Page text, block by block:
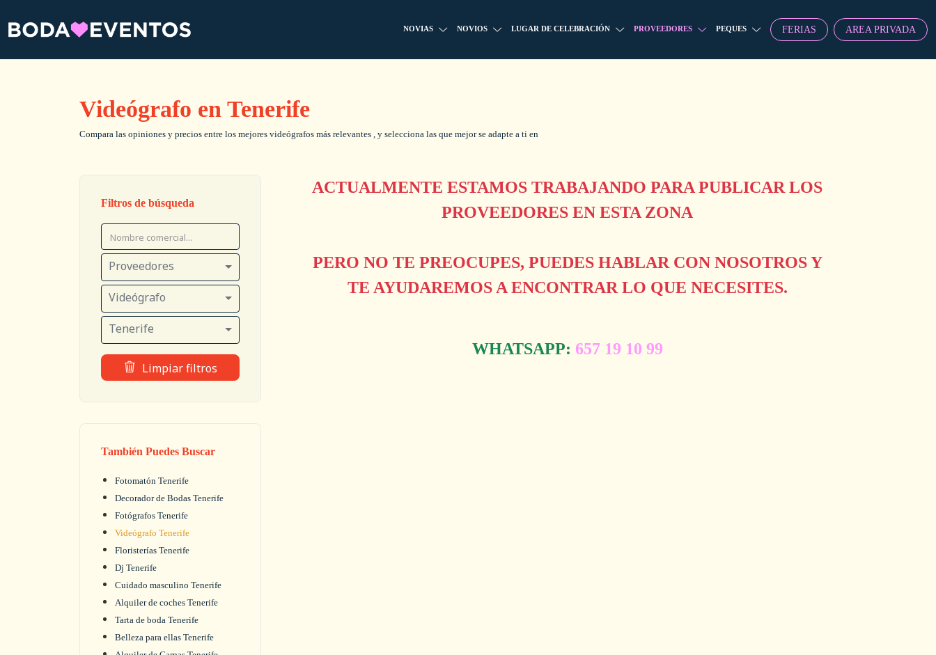
NOVIAS NOVIOS LUGAR DE CELEBRACIÓN PROVEEDORES PEQUES FERIAS AREA PRIVADA
Videógrafo en Tenerife
Compara las opiniones y precios entre los mejores videógrafos más relevantes , y selecciona las que mejor se adapte a ti en
Filtros de búsqueda
Proveedores
Videógrafo
Tenerife
Limpiar filtros
También Puedes Buscar
Fotomatón Tenerife
Decorador de Bodas Tenerife
Fotógrafos Tenerife
Videógrafo Tenerife
Floristerías Tenerife
Dj Tenerife
Cuidado masculino Tenerife
Alquiler de coches Tenerife
Tarta de boda Tenerife
Belleza para ellas Tenerife
ACTUALMENTE ESTAMOS TRABAJANDO PARA PUBLICAR LOS
PROVEEDORES EN ESTA ZONA
PERO NO TE PREOCUPES, PUEDES HABLAR CON NOSOTROS Y
TE AYUDAREMOS A ENCONTRAR LO QUE NECESITES.
WHATSAPP: 657 19 10 99